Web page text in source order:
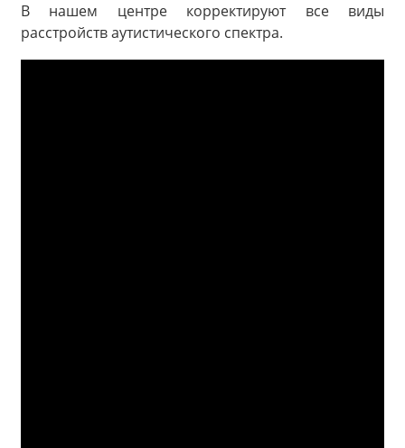
В нашем центре корректируют все виды
расстройств аутистического спектра.